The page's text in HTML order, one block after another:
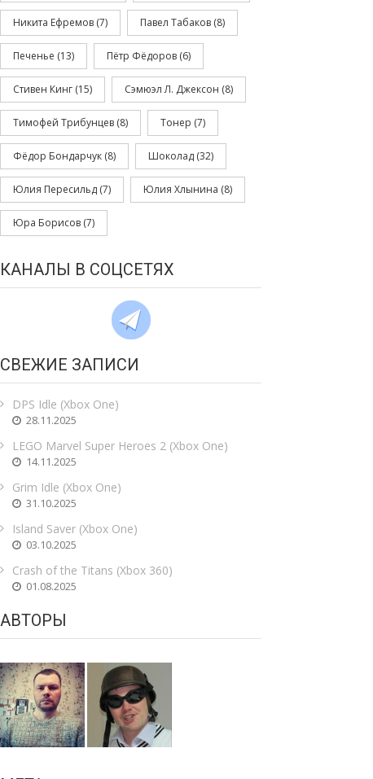
Никита Ефремов (7) Павел Табаков (8)
Печенье (13) Пётр Фёдоров (6)
Стивен Кинг (15) Сэмюэл Л. Джексон (8)
Тимофей Трибунцев (8) Тонер (7)
Фёдор Бондарчук (8) Шоколад (32)
Юлия Пересильд (7) Юлия Хлынина (8)
Юра Борисов (7)
КАНАЛЫ В СОЦСЕТЯХ
СВЕЖИЕ ЗАПИСИ
DPS Idle (Xbox One)
28.11.2025
LEGO Marvel Super Heroes 2 (Xbox One)
14.11.2025
Grim Idle (Xbox One)
31.10.2025
Island Saver (Xbox One)
03.10.2025
Crash of the Titans (Xbox 360)
01.08.2025
АВТОРЫ